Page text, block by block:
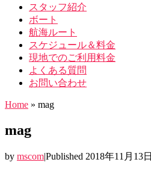
スタッフ紹介
ボート
航海ルート
スケジュール＆料金
現地でのご利用料金
よくある質問
お問い合わせ
Home » mag
mag
by mscom|Published 2018年11月13日